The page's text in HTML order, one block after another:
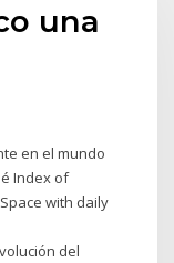
una
en el mundo
Index of
with daily
del